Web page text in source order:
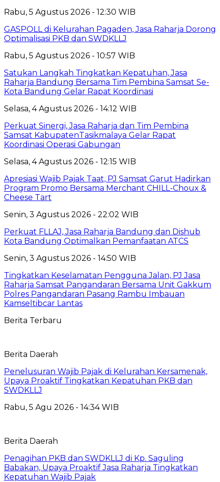
Rabu, 5 Agustus 2026 - 12:30 WIB
GASPOLL di Kelurahan Pagaden, Jasa Raharja Dorong
Optimalisasi PKB dan SWDKLLJ
Rabu, 5 Agustus 2026 - 10:57 WIB
Satukan Langkah Tingkatkan Kepatuhan, Jasa
Raharja Bandung Bersama Tim Pembina Samsat Se-
Kota Bandung Gelar Rapat Koordinasi
Selasa, 4 Agustus 2026 - 14:12 WIB
Perkuat Sinergi, Jasa Raharja dan Tim Pembina
Samsat KabupatenTasikmalaya Gelar Rapat
Koordinasi Operasi Gabungan
Selasa, 4 Agustus 2026 - 12:15 WIB
Apresiasi Wajib Pajak Taat, PJ Samsat Garut Hadirkan
Program Promo Bersama Merchant CHILL-Choux &
Cheese Tart
Senin, 3 Agustus 2026 - 22:02 WIB
Perkuat FLLAJ, Jasa Raharja Bandung dan Dishub
Kota Bandung Optimalkan Pemanfaatan ATCS
Senin, 3 Agustus 2026 - 14:50 WIB
Tingkatkan Keselamatan Pengguna Jalan, PJ Jasa
Raharja Samsat Pangandaran Bersama Unit Gakkum
Polres Pangandaran Pasang Rambu Imbauan
Kamseltibcar Lantas
Berita Terbaru
Berita Daerah
Penelusuran Wajib Pajak di Kelurahan Kersamenak,
Upaya Proaktif Tingkatkan Kepatuhan PKB dan
SWDKLLJ
Rabu, 5 Agu 2026 - 14:34 WIB
Berita Daerah
Penagihan PKB dan SWDKLLJ di Kp. Saguling
Babakan, Upaya Proaktif Jasa Raharja Tingkatkan
Kepatuhan Wajib Pajak